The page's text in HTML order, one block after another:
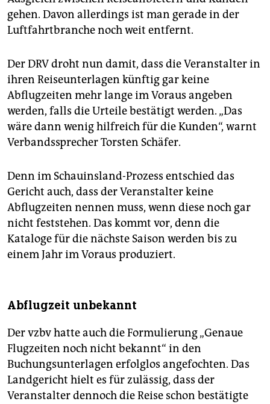
gehen. Davon allerdings ist man gerade in der
Luftfahrtbranche noch weit entfernt.
Der DRV droht nun damit, dass die Veranstalter in
ihren Reiseunterlagen künftig gar keine
Abflugzeiten mehr lange im Voraus angeben
werden, falls die Urteile bestätigt werden. „Das
wäre dann wenig hilfreich für die Kunden“, warnt
Verbandssprecher Torsten Schäfer.
Denn im Schauinsland-Prozess entschied das
Gericht auch, dass der Veranstalter keine
Abflugzeiten nennen muss, wenn diese noch gar
nicht feststehen. Das kommt vor, denn die
Kataloge für die nächste Saison werden bis zu
einem Jahr im Voraus produziert.
Abflugzeit unbekannt
Der vzbv hatte auch die Formulierung „Genaue
Flugzeiten noch nicht bekannt“ in den
Buchungsunterlagen erfolglos angefochten. Das
Landgericht hielt es für zulässig, dass der
Veranstalter dennoch die Reise schon bestätigte